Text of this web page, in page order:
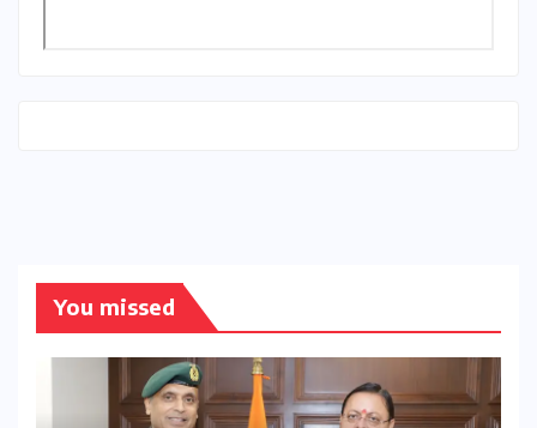
You missed